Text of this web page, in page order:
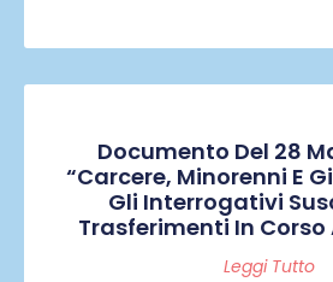
Documento Del 28
“Carcere, Minorenni E
Gli Interrogativi
Trasferimenti In Corso
Leggi Tutto